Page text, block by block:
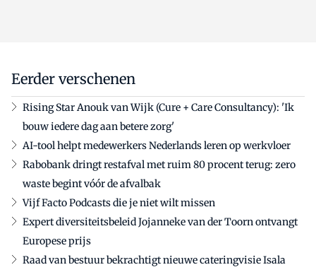
Eerder verschenen
Rising Star Anouk van Wijk (Cure + Care Consultancy): 'Ik
bouw iedere dag aan betere zorg'
AI-tool helpt medewerkers Nederlands leren op werkvloer
Rabobank dringt restafval met ruim 80 procent terug: zero
waste begint vóór de afvalbak
Vijf Facto Podcasts die je niet wilt missen
Expert diversiteitsbeleid Jojanneke van der Toorn ontvangt
Europese prijs
Raad van bestuur bekrachtigt nieuwe cateringvisie Isala